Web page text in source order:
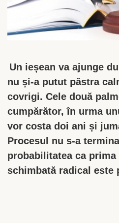
Un ieșean va ajunge
nu și-a putut păstra
covrigi. Cele două
cumpărător, în urma
vor costa doi ani și
Procesul nu s-a
probabilitatea ca
schimbată radical este